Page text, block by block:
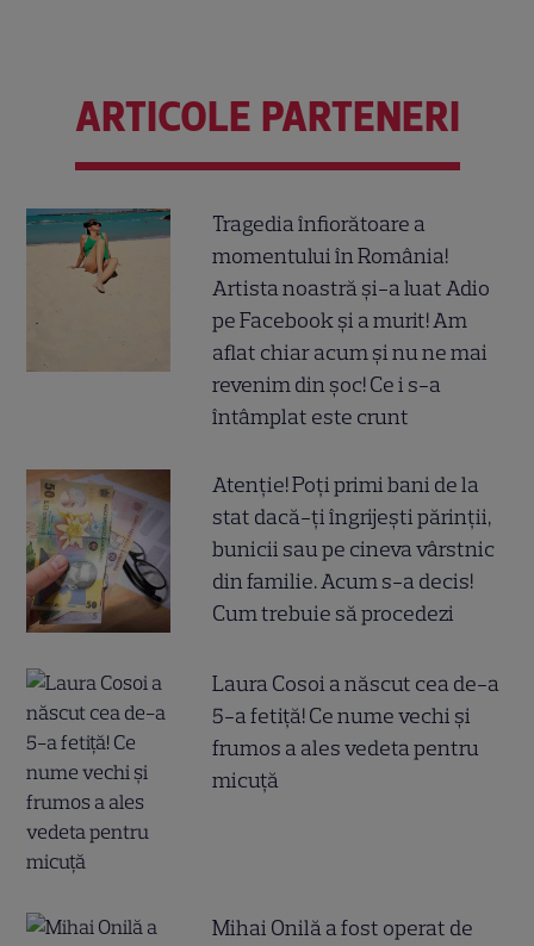
ARTICOLE PARTENERI
Tragedia înfiorătoare a
momentului în România!
Artista noastră și-a luat Adio
pe Facebook și a murit! Am
aflat chiar acum și nu ne mai
revenim din șoc! Ce i s-a
întâmplat este crunt
Atenție! Poți primi bani de la
stat dacă-ți îngrijești părinții,
bunicii sau pe cineva vârstnic
din familie. Acum s-a decis!
Cum trebuie să procedezi
Laura Cosoi a născut cea de-a
5-a fetiță! Ce nume vechi și
frumos a ales vedeta pentru
micuță
Mihai Onilă a fost operat de